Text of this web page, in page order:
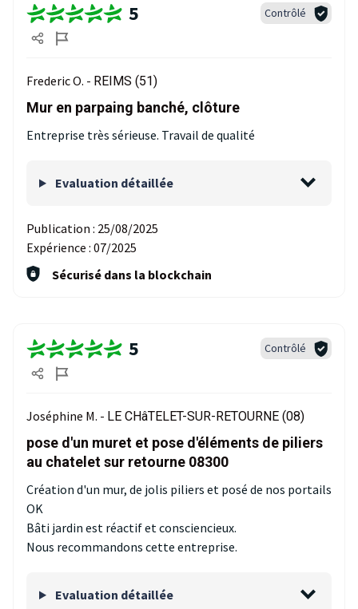
5 Contrôlé
Frederic O. - REIMS (51)
Mur en parpaing banché, clôture
Entreprise très sérieuse. Travail de qualité
Evaluation détaillée
Publication : 25/08/2025
Expérience : 07/2025
Sécurisé dans la blockchain
5 Contrôlé
Joséphine M. - LE CHâTELET-SUR-RETOURNE (08)
pose d'un muret et pose d'éléments de piliers
au chatelet sur retourne 08300
Création d'un mur, de jolis piliers et posé de nos portails
OK
Bâti jardin est réactif et consciencieux.
Nous recommandons cette entreprise.
Evaluation détaillée